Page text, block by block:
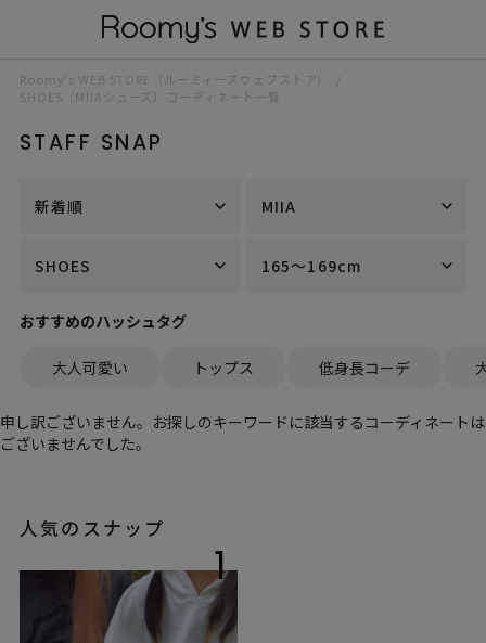
Roomy’s WEB STORE（ルーミィーズウェブストア）
SHOES（MIIAシューズ）コーディネート一覧
STAFF SNAP
新着順 MIIA
SHOES 165～169cm
おすすめのハッシュタグ
大人可愛い トップス 低身長コーデ
申し訳ございません。お探しのキーワードに該当するコーディネートは
ございませんでした。
人気のスナップ
1